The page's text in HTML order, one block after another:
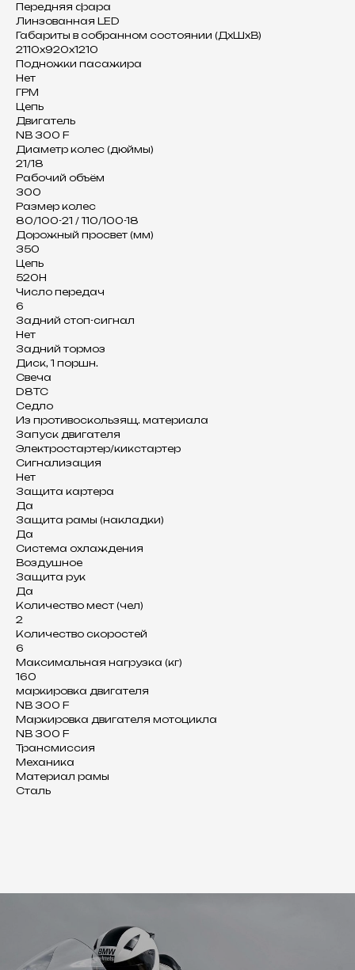
Передняя фара
Линзованная LED
Габариты в собранном состоянии (ДхШхВ)
2110х920х1210
Подножки пасажира
Нет
ГРМ
Цепь
Двигатель
NB 300 F
Диаметр колес (дюймы)
21/18
Рабочий объём
300
Размер колес
80/100-21 / 110/100-18
Дорожный просвет (мм)
350
Цепь
520H
Число передач
6
Задний стоп-сигнал
Нет
Задний тормоз
Диск, 1 поршн.
Свеча
D8TC
Седло
Из противоскользящ. материала
Запуск двигателя
Электростартер/кикстартер
Сигнализация
Нет
Защита картера
Да
Защита рамы (накладки)
Да
Система охлаждения
Воздушное
Защита рук
Да
Количество мест (чел)
2
Количество скоростей
6
Максимальная нагрузка (кг)
160
маркировка двигателя
NB 300 F
Маркировка двигателя мотоцикла
NB 300 F
Трансмиссия
Механика
Материал рамы
Сталь